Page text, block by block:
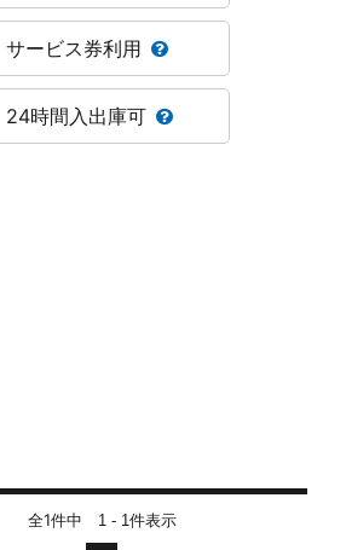
サービス券利用
24時間入出庫可
全1件中 1 - 1 件表示